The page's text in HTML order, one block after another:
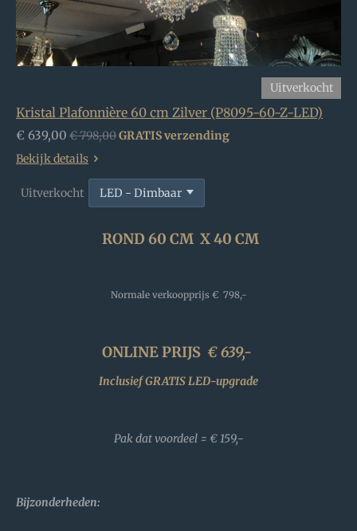
Uitverkocht
Kristal Plafonnière 60 cm Zilver (P8095-60-Z-LED)
€ 639,00 € 798,00GRATIS verzending
Bekijk details
Uitverkocht
ROND 60 CM X 40 CM
Normale verkoopprijs € 798,-
ONLINE PRIJS € 639,-
Inclusief GRATIS LED-upgrade
Pak dat voordeel = € 159,-
Bijzonderheden: